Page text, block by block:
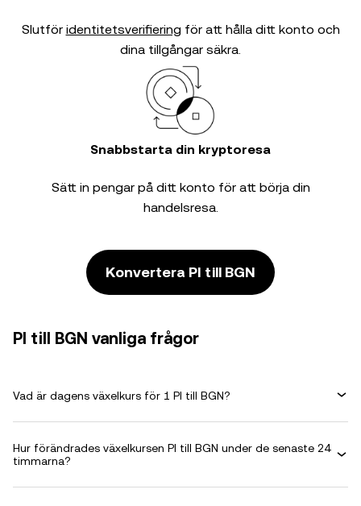
Slutför identitetsverifiering för att hålla ditt konto och
dina tillgångar säkra.
Snabbstarta din kryptoresa
Sätt in pengar på ditt konto för att börja din
handelsresa.
Konvertera PI till BGN
PI till BGN vanliga frågor
Vad är dagens växelkurs för 1 PI till BGN?
Hur förändrades växelkursen PI till BGN under de senaste 24
timmarna?